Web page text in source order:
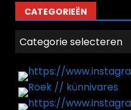
CATEGORIEËN
Categorieën